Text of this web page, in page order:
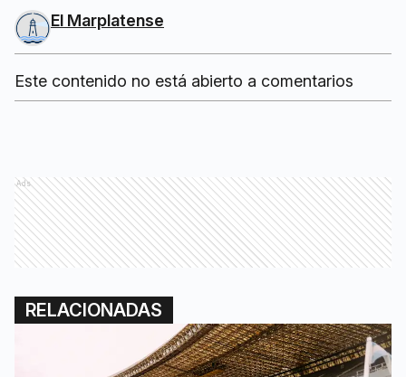
El Marplatense
Este contenido no está abierto a comentarios
Ads
RELACIONADAS